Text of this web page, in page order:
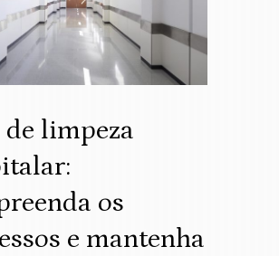
limpeza
os
e mantenha